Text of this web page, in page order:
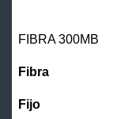
FIBRA 300MB